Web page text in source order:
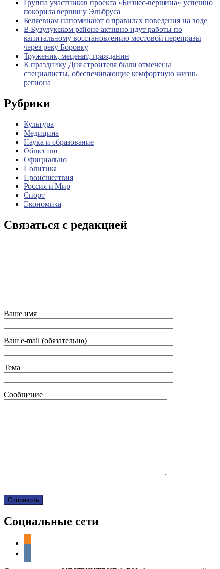
Группа участников проекта «Бизнес‑вершина» успешно
покорила вершину Эльбруса
Беляевцам напоминают о правилах поведения на воде
В Бузулукском районе активно идут работы по
капитальному восстановлению мостовой переправы
через реку Боровку
Труженик, меценат, гражданин
К празднику Дня строителя были отмечены
специалисты, обеспечивающие комфортную жизнь
региона
Рубрики
Культура
Медицина
Наука и образование
Общество
Официально
Политика
Происшествия
Россия и Мир
Спорт
Экономика
Связаться с редакцией
Ваше имя
Ваш e-mail (обязательно)
Тема
Сообщение
Социальные сети